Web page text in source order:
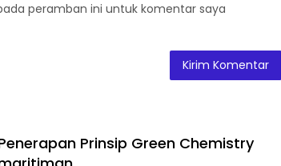
peramban ini untuk komentar saya
Prinsip Green Chemistry